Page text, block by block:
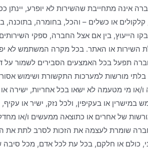
אינה מתחייבת שהשירות לא יופרע, יינתן
או כשלים – והכל, בחומרה, בתוכנה,
הייעוץ, בין אם אצל החברה, ספקי
השירות או האתר. בכל מקרה המשתמש לא
תפעל בכל האמצעים הסבירים לשמור על
בלתי מורשות למערכות התקשורת ושימוש
ו/או מי מטעמה לא ישאו בכל אחריות, ישירה
במישרין או בעקיפין, ולכל נזק, ישיר או
של אחרים או כתוצאה ממעשים ו/או
שומרת לעצמה את הזכות לסרב לתת את
כולם או חלקם, בכל עת לכל אדם, מכל סיבה